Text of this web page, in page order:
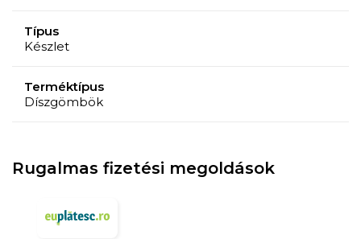
Típus
Készlet
Terméktípus
Díszgömbök
Rugalmas fizetési megoldások